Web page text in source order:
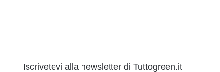
Iscrivetevi alla newsletter di Tuttogreen.it